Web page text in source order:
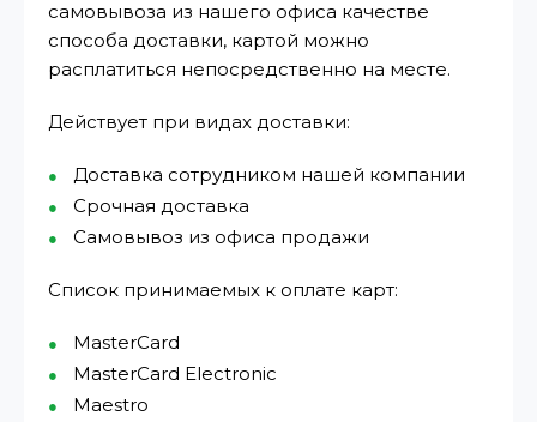
самовывоза из нашего офиса качестве
способа доставки, картой можно
расплатиться непосредственно на месте.
Действует при видах доставки:
Доставка сотрудником нашей компании
Срочная доставка
Самовывоз из офиса продажи
Список принимаемых к оплате карт:
MasterCard
MasterCard Electronic
Maestro